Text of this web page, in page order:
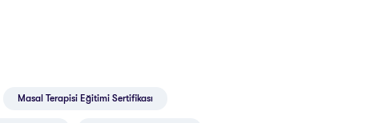
Masal Terapisi Eğitimi Sertifikası